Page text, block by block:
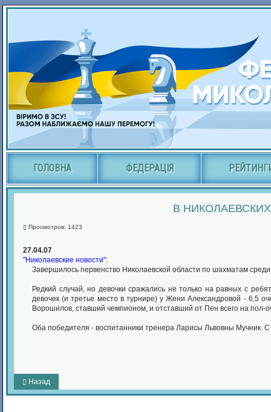
ГОЛОВНА ФЕДЕРАЦІЯ
В
Просмотров: 1423
27.04.07
"Николаевские новости":
Завершилось первенство Николаевской области по шахматам
Редкий случай, но девочки сражались не только на равных с
девочек (и третье место в турнире) у Жени Александровой - 6,5
Ворошилов, ставший чемпионом, и отставший от Пен всего на пол-
Оба победителя - воспитанники тренера Ларисы Львовны Мучник.
Назад